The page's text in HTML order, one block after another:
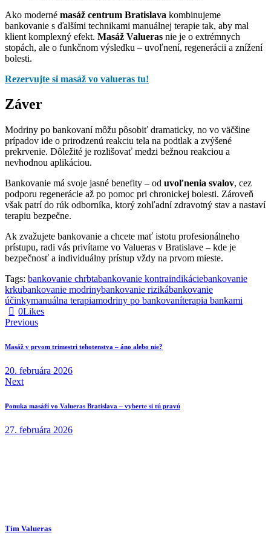
Ako moderné masáž centrum Bratislava kombinujeme
bankovanie s ďalšími technikami manuálnej terapie tak, aby mal
klient komplexný efekt. Masáž Valueras nie je o extrémnych
stopách, ale o funkčnom výsledku – uvoľnení, regenerácii a znížení
bolesti.
Rezervujte si masáž vo valueras tu!
Záver
Modriny po bankovaní môžu pôsobiť dramaticky, no vo väčšine
prípadov ide o prirodzenú reakciu tela na podtlak a zvýšené
prekrvenie. Dôležité je rozlišovať medzi bežnou reakciou a
nevhodnou aplikáciou.
Bankovanie má svoje jasné benefity – od uvoľnenia svalov, cez
podporu regenerácie až po pomoc pri chronickej bolesti. Zároveň
však patrí do rúk odborníka, ktorý zohľadní zdravotný stav a nastaví
terapiu bezpečne.
Ak zvažujete bankovanie a chcete mať istotu profesionálneho
prístupu, radi vás privítame vo Valueras v Bratislave – kde je
bezpečnosť a individuálny prístup vždy na prvom mieste.
Tags: bankovanie chrbtabankovanie kontraindikáciebankovanie
krkubankovanie modrinybankovanie rizikábankovanie
účinkymanuálna terapiamodriny po bankovaníterapia bankami
0Likes
Navigácia
v
Previous
Masáž v prvom trimestri tehotenstva – áno alebo nie?
20. februára 2026
Next
Ponuka masáží vo Valueras Bratislava – vyberte si tú pravú
27. februára 2026
Tím Valueras